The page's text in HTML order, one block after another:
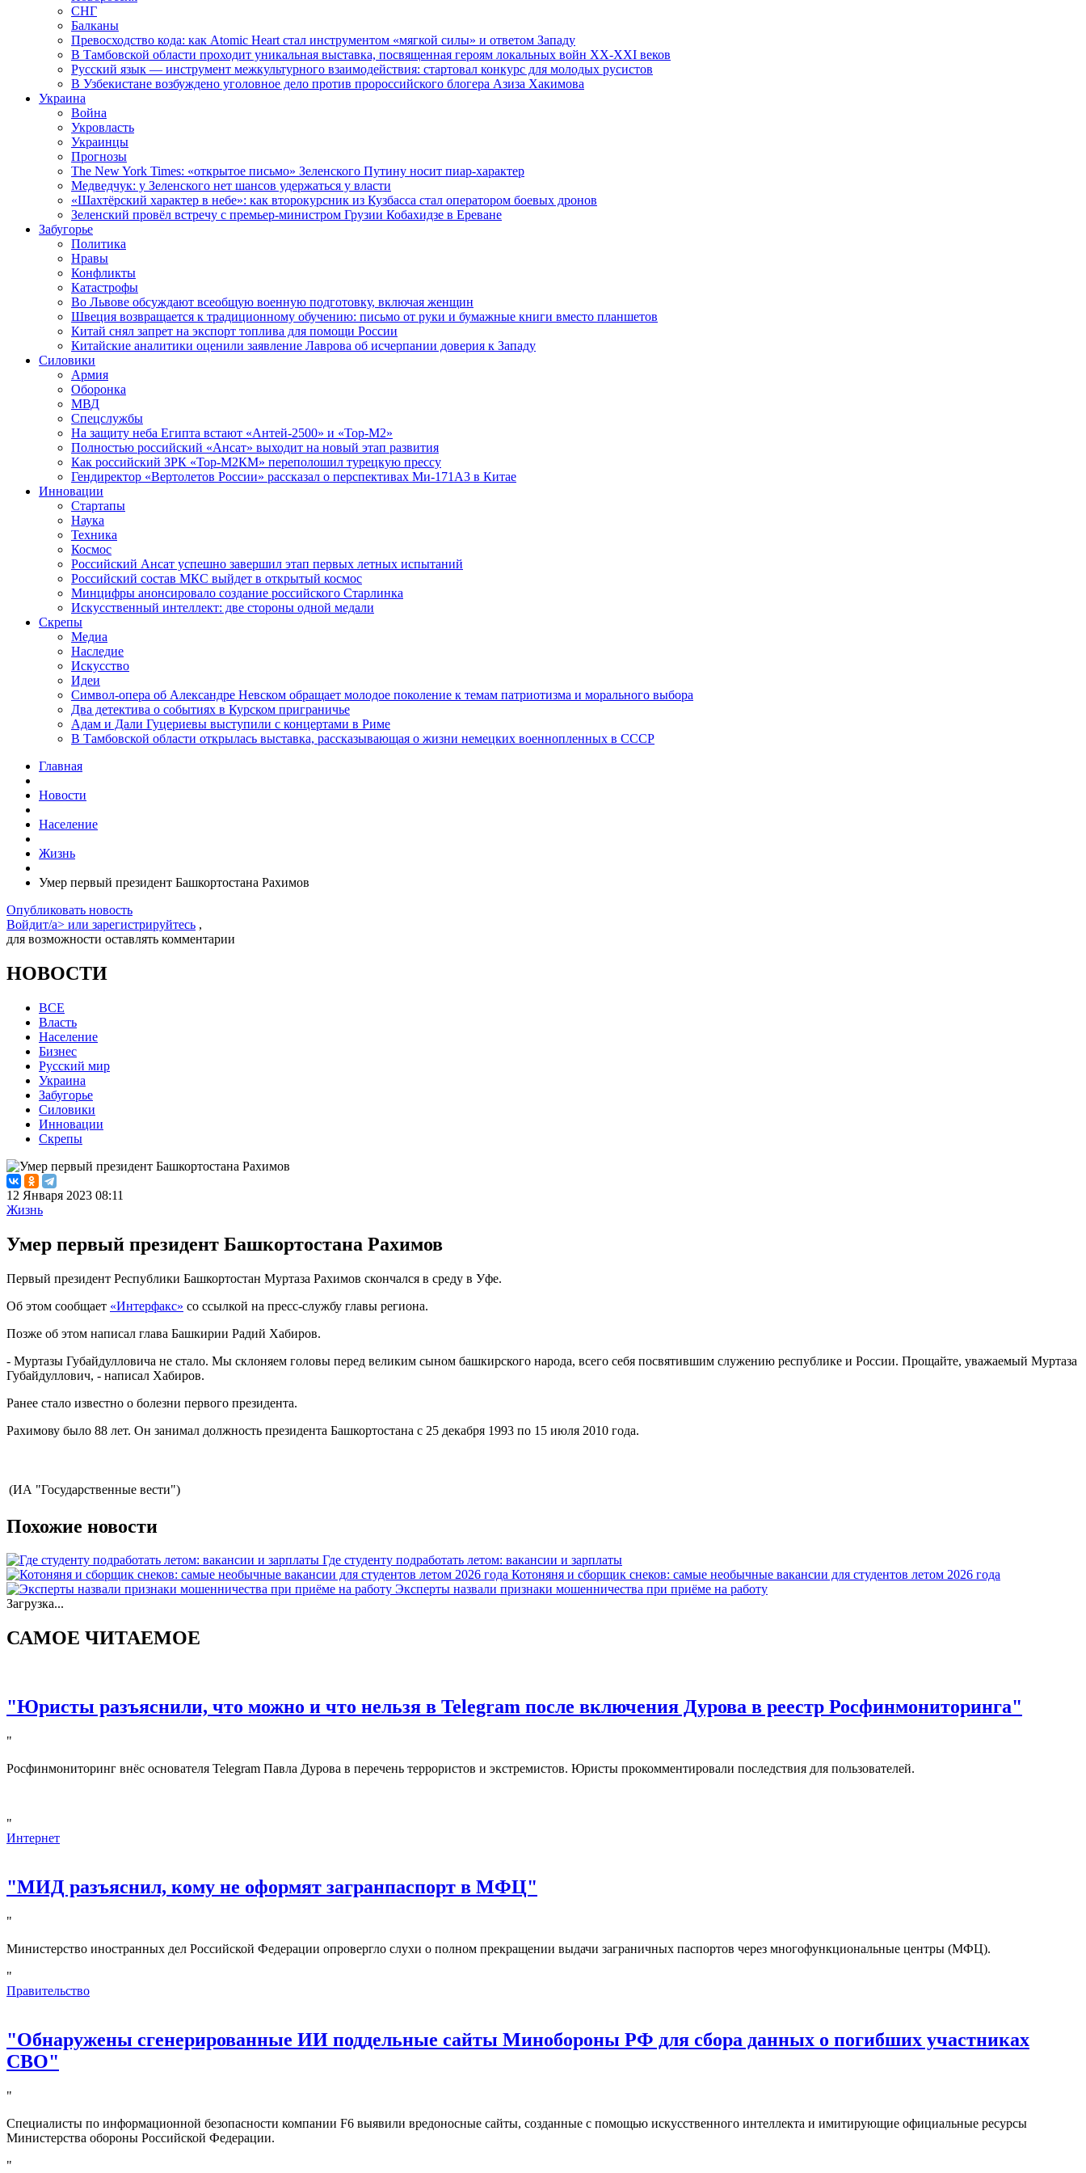
СНГ
Балканы
Превосходство кода: как Atomic Heart стал инструментом «мягкой силы» и ответом Западу
В Тамбовской области проходит уникальная выставка, посвященная героям локальных войн XX-XXI веков
Русский язык — инструмент межкультурного взаимодействия: стартовал конкурс для молодых русистов
В Узбекистане возбуждено уголовное дело против пророссийского блогера Азиза Хакимова
Украина
Война
Укровласть
Украинцы
Прогнозы
The New York Times: «открытое письмо» Зеленского Путину носит пиар-характер
Медведчук: у Зеленского нет шансов удержаться у власти
«Шахтёрский характер в небе»: как второкурсник из Кузбасса стал оператором боевых дронов
Зеленский провёл встречу с премьер-министром Грузии Кобахидзе в Ереване
Забугорье
Политика
Нравы
Конфликты
Катастрофы
Во Львове обсуждают всеобщую военную подготовку, включая женщин
Швеция возвращается к традиционному обучению: письмо от руки и бумажные книги вместо планшетов
Китай снял запрет на экспорт топлива для помощи России
Китайские аналитики оценили заявление Лаврова об исчерпании доверия к Западу
Силовики
Армия
Оборонка
МВД
Спецслужбы
На защиту неба Египта встают «Антей-2500» и «Тор-М2»
Полностью российский «Ансат» выходит на новый этап развития
Как российский ЗРК «Тор-М2КМ» переполошил турецкую прессу
Гендиректор «Вертолетов России» рассказал о перспективах Ми-171А3 в Китае
Инновации
Стартапы
Наука
Техника
Космос
Российский Ансат успешно завершил этап первых летных испытаний
Российский состав МКС выйдет в открытый космос
Минцифры анонсировало создание российского Старлинка
Искусственный интеллект: две стороны одной медали
Скрепы
Медиа
Наследие
Искусство
Идеи
Символ-опера об Александре Невском обращает молодое поколение к темам патриотизма и морального выбора
Два детектива о событиях в Курском приграничье
Адам и Дали Гуцериевы выступили с концертами в Риме
В Тамбовской области открылась выставка, рассказывающая о жизни немецких военнопленных в СССР
Главная
Новости
Население
Жизнь
Умер первый президент Башкортостана Рахимов
Опубликовать новость
Войдит/a> или зарегистрируйтесь ,
для возможности оставлять комментарии
НОВОСТИ
ВСЕ
Власть
Население
Бизнес
Русский мир
Украина
Забугорье
Силовики
Инновации
Скрепы
12 Января 2023 08:11
Жизнь
Умер первый президент Башкортостана Рахимов
Первый президент Республики Башкортостан Муртаза Рахимов скончался в среду в Уфе.
Об этом сообщает «Интерфакс» со ссылкой на пресс-службу главы региона.
Позже об этом написал глава Башкирии Радий Хабиров.
- Муртазы Губайдулловича не стало. Мы склоняем головы перед великим сыном башкирского народа, всего себя посвятившим служению республике и России. Прощайте, уважаемый Муртаза
Губайдуллович, - написал Хабиров.
Ранее стало известно о болезни первого президента.
Рахимову было 88 лет. Он занимал должность президента Башкортостана с 25 декабря 1993 по 15 июля 2010 года.
(ИА "Государственные вести")
Похожие новости
Где студенту подработать летом: вакансии и зарплаты
Котоняня и сборщик снеков: самые необычные вакансии для студентов летом 2026 года
Эксперты назвали признаки мошенничества при приёме на работу
Загрузка...
САМОЕ ЧИТАЕМОЕ
"Юристы разъяснили, что можно и что нельзя в Telegram после включения Дурова в реестр Росфинмониторинга"
"
Росфинмониторинг внёс основателя Telegram Павла Дурова в перечень террористов и экстремистов. Юристы прокомментировали последствия для пользователей.
"
Интернет
"МИД разъяснил, кому не оформят загранпаспорт в МФЦ"
"
Министерство иностранных дел Российской Федерации опровергло слухи о полном прекращении выдачи заграничных паспортов через многофункциональные центры (МФЦ).
"
Правительство
"Обнаружены сгенерированные ИИ поддельные сайты Минобороны РФ для сбора данных о погибших участниках
СВО"
"
Специалисты по информационной безопасности компании F6 выявили вредоносные сайты, созданные с помощью искусственного интеллекта и имитирующие официальные ресурсы
Министерства обороны Российской Федерации.
"